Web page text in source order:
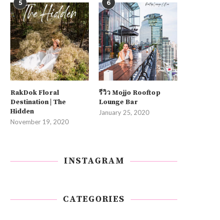
5
RakDok Floral
Destination | The
Hidden
November 19, 2020
6
รีวิว Mojjo Rooftop
Lounge Bar
January 25, 2020
INSTAGRAM
CATEGORIES